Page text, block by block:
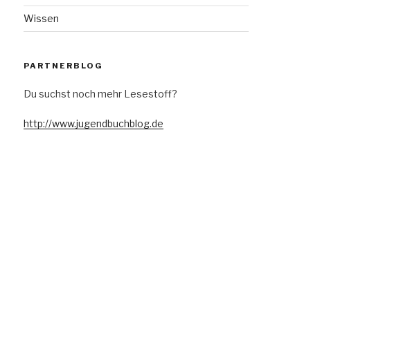
Wissen
PARTNERBLOG
Du suchst noch mehr Lesestoff?
http://www.jugendbuchblog.de